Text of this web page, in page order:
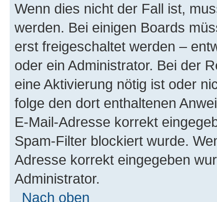
Wenn dies nicht der Fall ist,
werden. Bei einigen Boards
erst freigeschaltet werden –
oder ein Administrator. Bei der
eine Aktivierung nötig ist oder
folge den dort enthaltenen
E-Mail-Adresse korrekt
Spam-Filter blockiert wurde.
Adresse korrekt eingegeben
Administrator.
Nach oben